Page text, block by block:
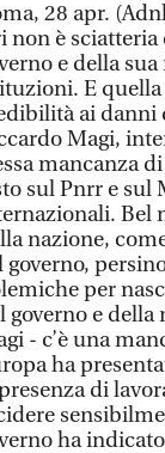
28 apr.
non è
e della
E quella
ai danni
Magi,
mancanza
sul Pnrr e sul
Bel
nazione,
governo,
per
governo e
- c’è una
ha
di
ha